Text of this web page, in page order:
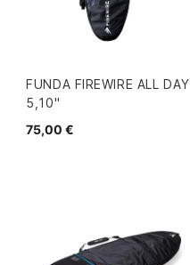
FUNDA FIREWIRE ALL DAY
5,10"
75,00 €